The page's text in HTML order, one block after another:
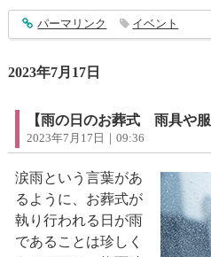
entry4008
パーマリンク イベント
2023年7月17日
【雨の日のお葬式 雨具や服
2023年7月17日｜09:36
涙雨という言葉があ
るように、お葬式が
執り行われる日が雨
であることは珍しく